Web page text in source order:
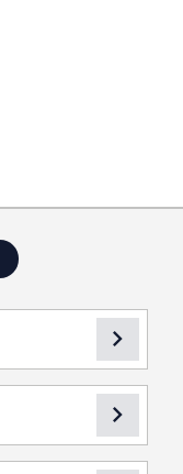
chevron_right
chevron_right